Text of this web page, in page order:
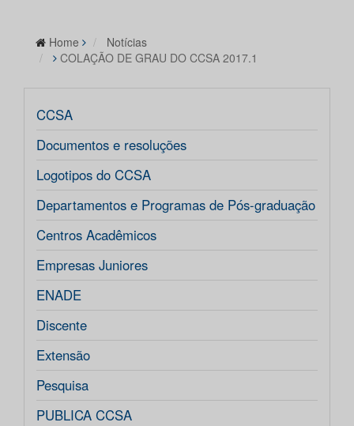
Home
Notícias
COLAÇÃO DE GRAU DO CCSA 2017.1
CCSA
Documentos e resoluções
Logotipos do CCSA
Departamentos e Programas de Pós-graduação
Centros Acadêmicos
Empresas Juniores
ENADE
Discente
Extensão
Pesquisa
PUBLICA CCSA